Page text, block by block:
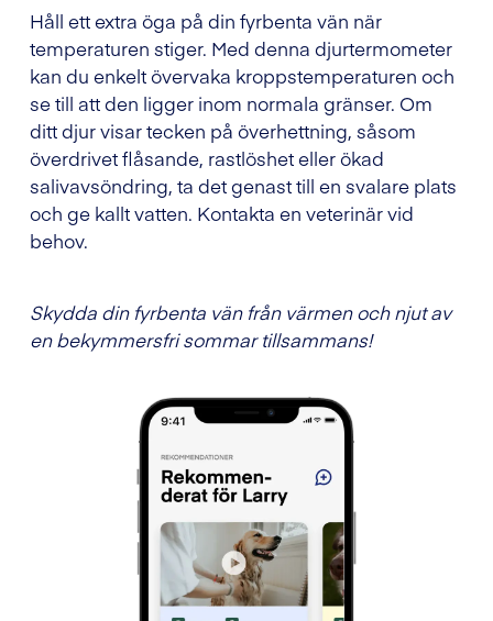
Håll ett extra öga på din fyrbenta vän när
temperaturen stiger. Med denna djurtermometer
kan du enkelt övervaka kroppstemperaturen och
se till att den ligger inom normala gränser. Om
ditt djur visar tecken på överhettning, såsom
överdrivet flåsande, rastlöshet eller ökad
salivavsöndring, ta det genast till en svalare plats
och ge kallt vatten. Kontakta en veterinär vid
behov.
Skydda din fyrbenta vän från värmen och njut av
en bekymmersfri sommar tillsammans!